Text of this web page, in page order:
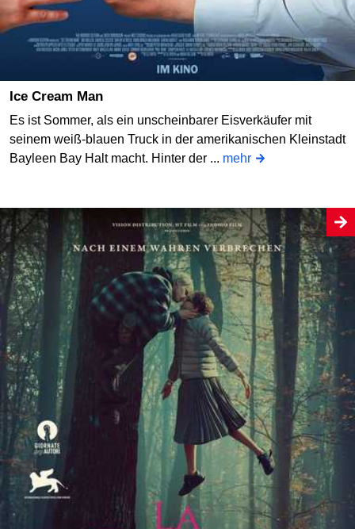
Ice Cream Man
Es ist Sommer, als ein unscheinbarer Eisverkäufer mit
seinem weiß-blauen Truck in der amerikanischen Kleinstadt
Bayleen Bay Halt macht. Hinter der ... mehr